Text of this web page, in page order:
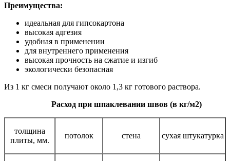
Преимущества:
идеальная для гипсокартона
высокая адгезия
удобная в применении
для внутреннего применения
высокая прочность на сжатие и изгиб
экологически безопасная
Из 1 кг смеси получают около 1,3 кг готового раствора.
Расход при шпаклевании швов (в кг/м2)
толщина
плиты, мм.
потолок стена сухая штукатурка